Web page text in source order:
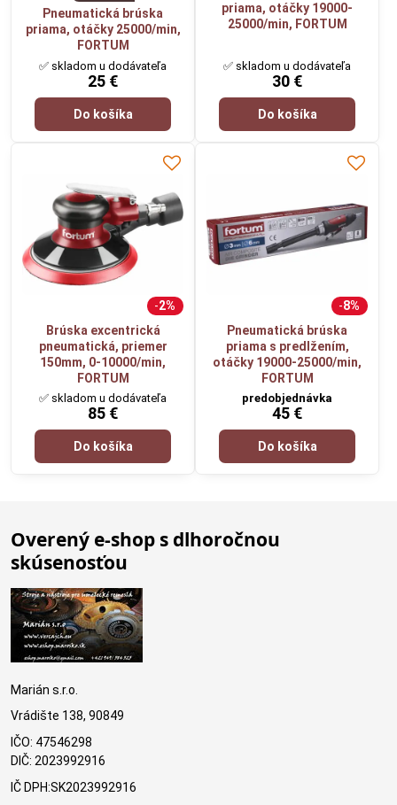
Pneumatická brúska
priama, otáčky 25000/min,
FORTUM
✅ skladom u dodávateľa
25 €
Do košíka
priama, otáčky 19000-
25000/min, FORTUM
✅ skladom u dodávateľa
30 €
Do košíka
2%
Brúska excentrická
pneumatická, priemer
150mm, 0-10000/min,
FORTUM
✅ skladom u dodávateľa
85 €
Do košíka
8%
Pneumatická brúska
priama s predlžením,
otáčky 19000-25000/min,
FORTUM
predobjednávka
45 €
Do košíka
Overený e-shop s dlhoročnou
skúsenosťou
Marián s.r.o.
Vrádište 138, 90849
IČO: 47546298
DIČ: 2023992916
IČ DPH:SK2023992916